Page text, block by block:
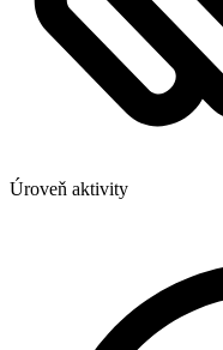
Úroveň aktivity